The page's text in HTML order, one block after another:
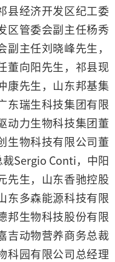
县经济开发区纪工委
区管委会副主任杨秀
主任刘晓峰先生，
董向阳先生，祁县现
康先生，山东邦基集
东瑞生科技集团有限
动力生物科技集团董
生物科技有限公司董
Sergio Conti，中阳
先生，山东香驰控股
东多森能源科技有限
邦生物科技股份有限
吉动物营养商务总裁
科园有限公司总经理